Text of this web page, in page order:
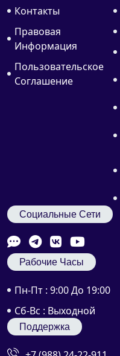
Контакты
Правовая
Информация
Пользовательское
Соглашение
Социальные Сети
Рабочие Часы
Пн-Пт : 9:00 До 19:00
Сб-Вс : Выходной
Поддержка